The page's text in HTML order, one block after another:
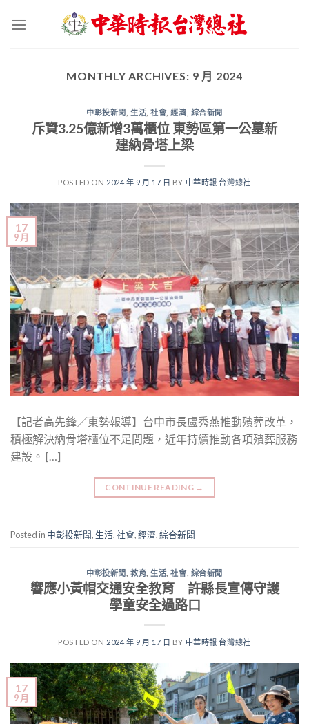
MONTHLY ARCHIVES: 9 月 2024
中彰投新聞 生活 ,社會,經濟 綜合新聞
斥資3.25億新增3萬櫃位 東勢區第一公墓新
建納骨塔上梁
POSTED ON 2024 年 9 月 17 日 BY 中華時報 台灣總社
17
9 月
【記者高先鋒／東勢報導】台中市長盧秀燕推動殯葬改革，
積極解決納骨塔櫃位不足問題，近年持續推動各項殯葬服務
建設。 […]
CONTINUE READING →
Posted in 中彰投新聞,生活,社會,經濟,綜合新聞
中彰投新聞 教育 ,生活 ,社會, 綜合新聞
響應小黃帽交通安全教育 許縣長宣傳守護
學童安全過路口
POSTED ON 2024 年 9 月 17 日 BY 中華時報 台灣總社
17
9 月